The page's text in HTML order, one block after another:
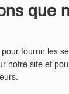
que
fournir les
notre site et